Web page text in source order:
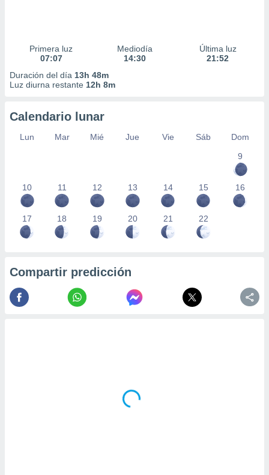
Primera luz
07:07
Mediodía
14:30
Última luz
21:52
Duración del día 13h 48m
Luz diurna restante 12h 8m
Calendario lunar
Lun Mar Mié Jue Vie Sáb
Dom
9
10 11 12 13 14 15 16
17 18 19 20 21 22
Compartir predicción